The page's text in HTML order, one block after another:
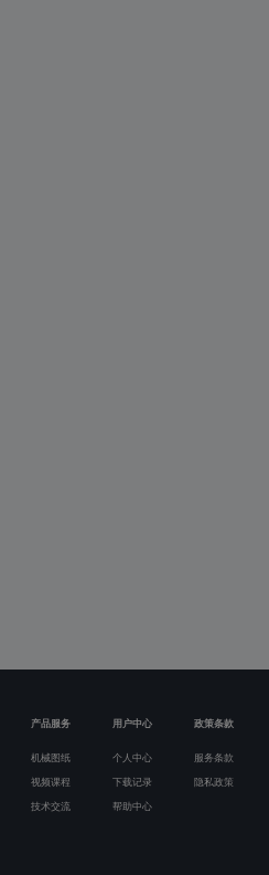
产品服务 用户中心 政策条款
机械图纸 个人中心 服务条款
视频课程 下载记录 隐私政策
技术交流 帮助中心